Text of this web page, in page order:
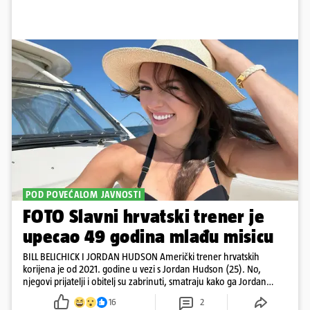
POD POVEĆALOM JAVNOSTI
FOTO Slavni hrvatski trener je
upecao 49 godina mlađu misicu
BILL BELICHICK I JORDAN HUDSON Američki trener hrvatskih
korijena je od 2021. godine u vezi s Jordan Hudson (25). No,
njegovi prijatelji i obitelj su zabrinuti, smatraju kako ga Jordan
kontrolira
16 2